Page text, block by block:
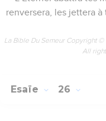
renversera, les jettera à
La Bible Du Semeur Copyright
All
Esaïe 26